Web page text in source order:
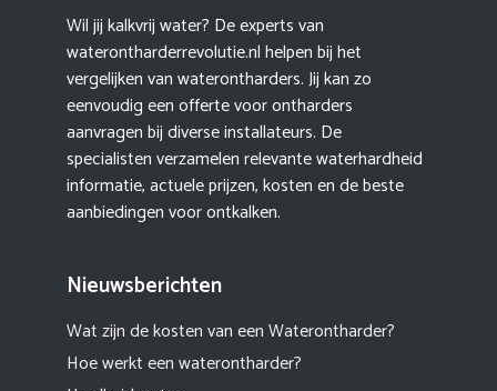
Wil jij kalkvrij water? De experts van
waterontharderrevolutie.nl helpen bij het
vergelijken van waterontharders. Jij kan zo
eenvoudig een offerte voor ontharders
aanvragen bij diverse installateurs. De
specialisten verzamelen relevante waterhardheid
informatie, actuele prijzen, kosten en de beste
aanbiedingen voor ontkalken.
Nieuwsberichten
Wat zijn de kosten van een Waterontharder?
Hoe werkt een waterontharder?